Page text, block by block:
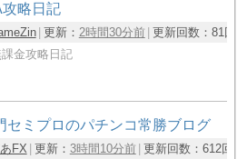
略日記
更新： 2時間30分前 更新回数： 81回
金攻略日記
セミプロのパチンコ常勝ブログ
FX 更新： 3時間10分前 更新回数： 612回